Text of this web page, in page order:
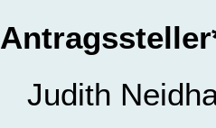
Judith